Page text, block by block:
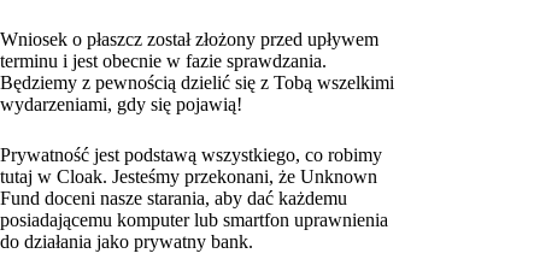
Wniosek o płaszcz został złożony przed upływem
terminu i jest obecnie w fazie sprawdzania.
Będziemy z pewnością dzielić się z Tobą wszelkimi
wydarzeniami, gdy się pojawią!
Prywatność jest podstawą wszystkiego, co robimy
tutaj w Cloak. Jesteśmy przekonani, że Unknown
Fund doceni nasze starania, aby dać każdemu
posiadającemu komputer lub smartfon uprawnienia
do działania jako prywatny bank.